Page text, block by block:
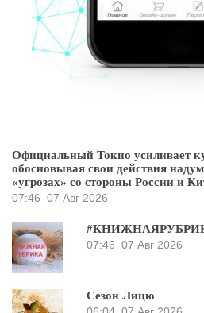
Официальный Токио усиливает
обосновывая свои действия
«угрозах» со стороны России и
07:46 07 Авг 2026
07:46 07 Авг 2026
Сезон Лицю